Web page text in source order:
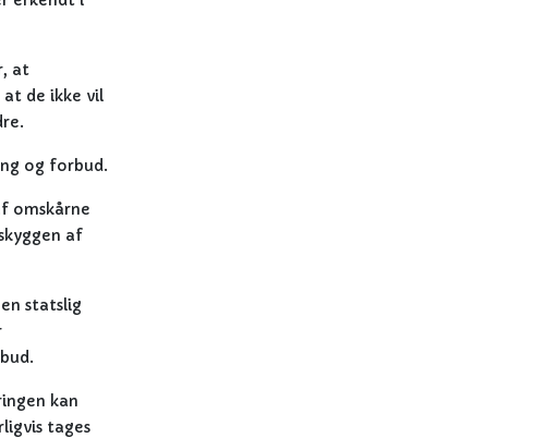
at
de ikke vil
og forbud.
omskårne
af
statslig
kan
tages